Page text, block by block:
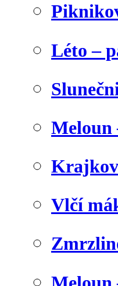
Léto –
Meloun
Vlčí